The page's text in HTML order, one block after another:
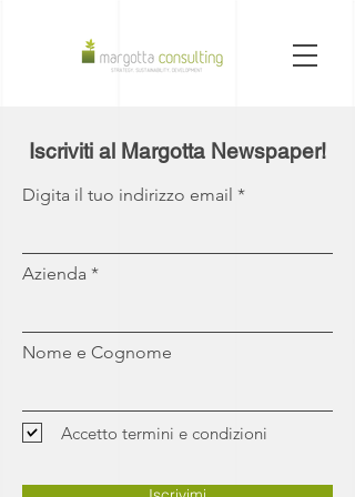
Iscriviti al Margotta Newspaper!
Digita il tuo indirizzo email
Azienda
Nome e Cognome
Accetto termini e condizioni